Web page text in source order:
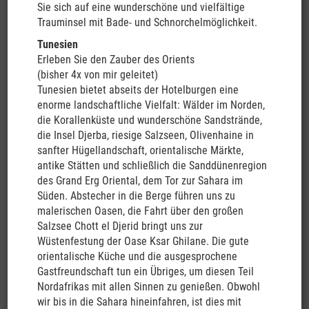
Sie sich auf eine wunderschöne und vielfältige
Trauminsel mit Bade- und Schnorchelmöglichkeit.
Tunesien
Erleben Sie den Zauber des Orients
(bisher 4x von mir geleitet)
Tunesien bietet abseits der Hotelburgen eine
enorme landschaftliche Vielfalt: Wälder im Norden,
die Korallenküste und wunderschöne Sandstrände,
die Insel Djerba, riesige Salzseen, Olivenhaine in
sanfter Hügellandschaft, orientalische Märkte,
antike Stätten und schließlich die Sanddünenregion
des Grand Erg Oriental, dem Tor zur Sahara im
Süden. Abstecher in die Berge führen uns zu
malerischen Oasen, die Fahrt über den großen
Salzsee Chott el Djerid bringt uns zur
Wüstenfestung der Oase Ksar Ghilane. Die gute
orientalische Küche und die ausgesprochene
Gastfreundschaft tun ein Übriges, um diesen Teil
Nordafrikas mit allen Sinnen zu genießen. Obwohl
wir bis in die Sahara hineinfahren, ist dies mit
der Fahrzeugmiete, Kaution in Höhe NZD 0, Dieselsteuer z.Zt.
NZD 7,64/100 km, Feiertagszuschlag in Höhe von NZD
115, Einweggebühr NZD 170 , Gebühr für einmaliges Auffüllen
der Gasflasche (PGO, je nach Modell NZD 35 -
50), Kreditkartengebühr in Höhe von 2,7% (Visa & Master Card)
bzw. 5,2%(Amex) auf die vor Ort zu zahlenden Leistungen,
Reiseversicherung (abhängig vom Gesamtpreis inklusive Flug
und Verlängerungsprogramm)
Zusatzkosten vor Ort: Diesel: ca. EUR 600,-, Verpflegung: ca. EUR
600,- p.P. (bei Selbstverpflegung),
Campingplatzgebühren: ca. EUR 450,- pro Person, Ausflüge und
Eintrittsgelder je nach Interesse
Mindest-/Maximalteilnehmerzahl: 20/38 (10/19 Fahrzeuge)
Anmeldeschluss: 31.10.23
Vorbehaltlich Änderungen
Reisepreis:DZ EUR 4.999,- p.P. / EZ-Zuschlag: EUR 3.599,- p.P.